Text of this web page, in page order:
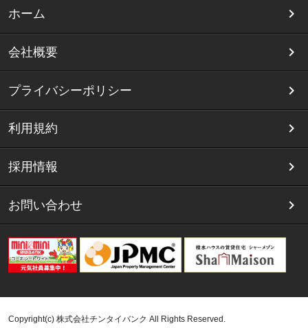
ホーム
会社概要
プライバシーポリシー
利用規約
採用情報
お問い合わせ
Copyright(c) 株式会社チンタイバンク All Rights Reserved.